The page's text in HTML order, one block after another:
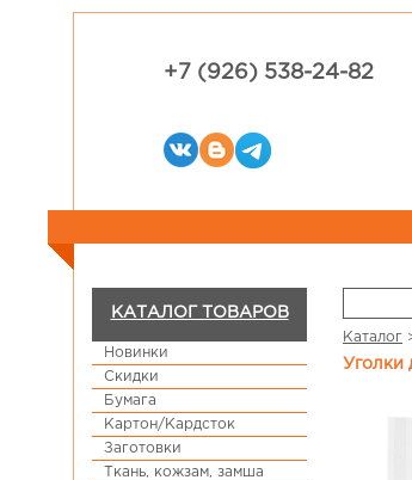
+7 (926) 538-24-82
КАТАЛОГ ТОВАРОВ
Новинки
Скидки
Бумага
Картон/Кардсток
Заготовки
Ткань, кожзам, замша
Каталог